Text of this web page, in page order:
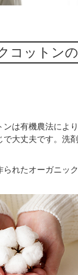
コットン
ンは有機農法によ
で大丈夫です。洗
られたオーガニッ